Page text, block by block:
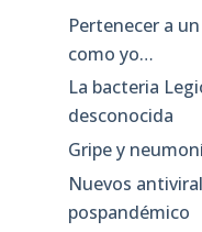
Pertenecer a
como yo…
La bacteria
desconocida
Gripe y
Nuevos
pospandémico